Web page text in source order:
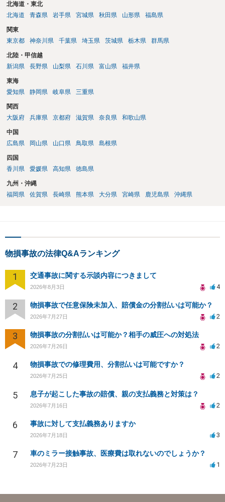
北海道・東北
北海道
青森県 岩手県 宮城県 秋田県 山形県 福島県
関東
東京都
神奈川県 千葉県 埼玉県 茨城県 栃木県 群馬県
北陸・甲信越
新潟県
長野県 山梨県 石川県 富山県 福井県
東海
愛知県
静岡県 岐阜県 三重県
関西
大阪府
兵庫県 京都府 滋賀県 奈良県 和歌山県
中国
広島県
岡山県 山口県 鳥取県 島根県
四国
香川県
愛媛県 高知県 徳島県
九州・沖縄
福岡県
佐賀県 長崎県 熊本県 大分県 宮崎県 鹿児島県 沖縄県
物損事故の法律Q&Aランキング
1 交通事故に関する示談内容につきまして
2026年8月3日 4
2 物損事故で任意保険未加入、賠償金の分割払いは可能か？
2026年7月27日 2
3 物損事故の分割払いは可能か？相手の威圧への対処法
2026年7月26日 2
4 物損事故での修理費用、分割払いは可能ですか？
2026年7月25日 2
5 息子が起こした事故の賠償、親の支払義務と対策は？
2026年7月16日 2
6 事故に対して支払義務ありますか
2026年7月18日 3
7 車のミラー接触事故、医療費は取れないのでしょうか？
2026年7月23日 1